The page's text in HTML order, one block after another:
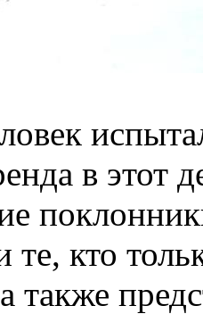
в этот
те, кто
также